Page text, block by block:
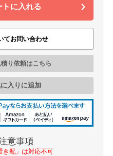
トに入れる
てお問い合わせ
り依頼はこちら
入りに追加
意事項
配」は対応不可